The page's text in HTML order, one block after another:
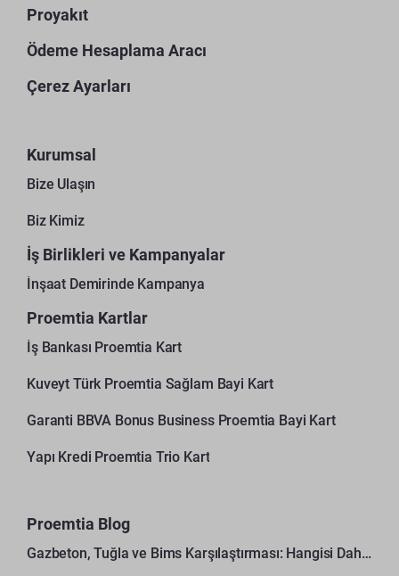
Proyakıt
Ödeme Hesaplama Aracı
Çerez Ayarları
Kurumsal
Bize Ulaşın
Biz Kimiz
İş Birlikleri ve Kampanyalar
İnşaat Demirinde Kampanya
Proemtia Kartlar
İş Bankası Proemtia Kart
Kuveyt Türk Proemtia Sağlam Bayi Kart
Garanti BBVA Bonus Business Proemtia Bayi Kart
Yapı Kredi Proemtia Trio Kart
Proemtia Blog
Gazbeton, Tuğla ve Bims Karşılaştırması: Hangisi Daha Avantajlı?